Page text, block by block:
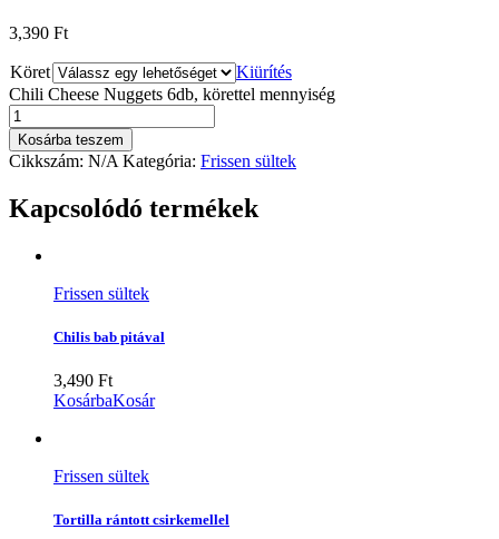
3,390 Ft
Köret
Kiürítés
Chili Cheese Nuggets 6db, körettel mennyiség
Kosárba teszem
Cikkszám: N/A Kategória: Frissen sültek
Kapcsolódó termékek
Frissen sültek
Chilis bab pitával
3,490 Ft
KosárbaKosár
Frissen sültek
Tortilla rántott csirkemellel